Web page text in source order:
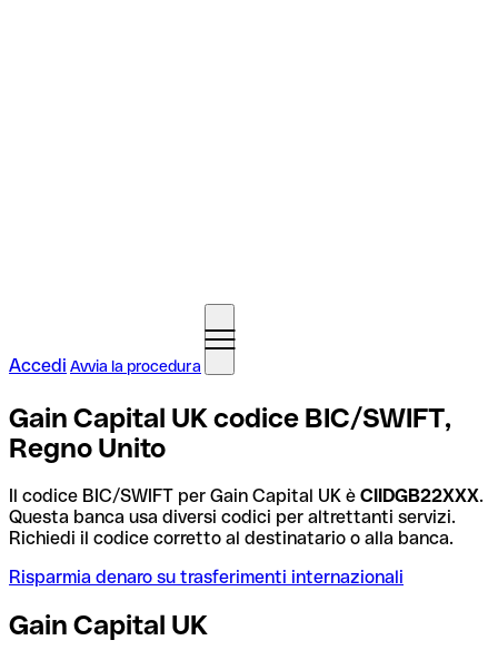
Accedi Avvia la procedura
Gain Capital UK codice BIC/SWIFT,
Regno Unito
Il codice BIC/SWIFT per Gain Capital UK è CIIDGB22XXX.
Questa banca usa diversi codici per altrettanti servizi.
Richiedi il codice corretto al destinatario o alla banca.
Risparmia denaro su trasferimenti internazionali
Gain Capital UK